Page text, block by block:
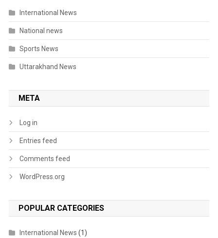
International News
National news
Sports News
Uttarakhand News
META
Log in
Entries feed
Comments feed
WordPress.org
POPULAR CATEGORIES
International News (1)